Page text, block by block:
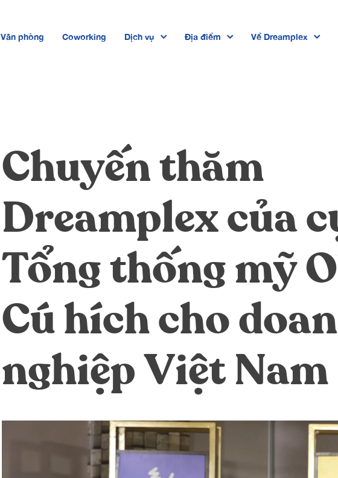
Văn phòng Coworking Dịch vụ Địa điểm
Dreamplex Trần Quang Khải
Dreamplex Nguyễn Trung
Dreamplex Thái Hà
Về Dreamplex
Chuyến thăm
Dreamplex của
Tổng thống mỹ
Cú hích cho
nghiệp Việt Nam